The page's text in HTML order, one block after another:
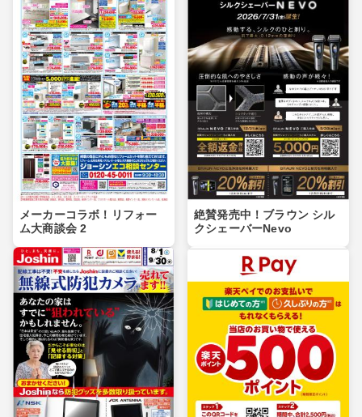
メーカーコラボ！リフォー
ム大商談会 2
絶賛発売中！ブラウン シル
クシェーバーNevo